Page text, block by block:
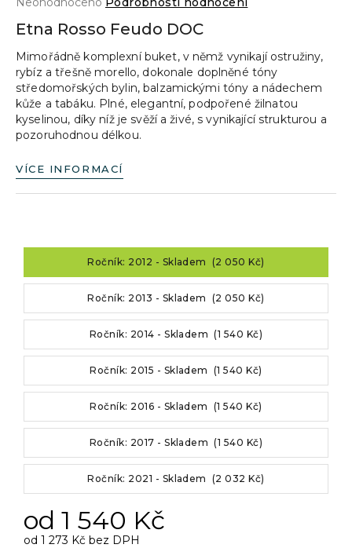
produktu
0,0
z
5
hvězdiček.
Etna Rosso Feudo DOC
Mimořádně komplexní buket, v němž vynikají ostružiny,
rybíz a třešně morello, dokonale doplněné tóny
středomořských bylin, balzamickými tóny a nádechem
kůže a tabáku. Plné, elegantní, podpořené žilnatou
kyselinou, díky níž je svěží a živé, s vynikající strukturou a
pozoruhodnou délkou.
VÍCE INFORMACÍ
Ročník: 2012 - Skladem (2 050 Kč)
Ročník: 2013 - Skladem (2 050 Kč)
Ročník: 2014 - Skladem (1 540 Kč)
Ročník: 2015 - Skladem (1 540 Kč)
Ročník: 2016 - Skladem (1 540 Kč)
Ročník: 2017 - Skladem (1 540 Kč)
Ročník: 2021 - Skladem (2 032 Kč)
od 1 540 Kč
od 1 273 Kč bez DPH
a
j
í
t
?
HLEDAT
D
p
č
m